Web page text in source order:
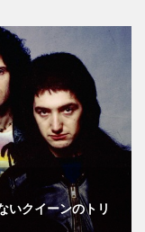
いクイーンのトリ